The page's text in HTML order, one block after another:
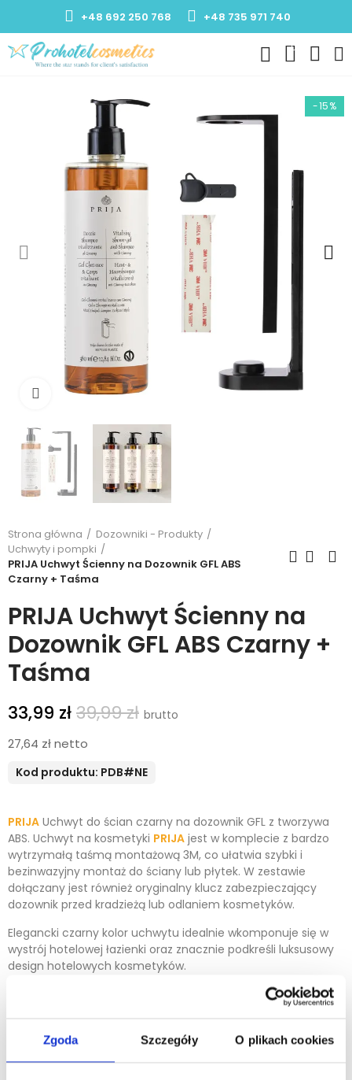
Zgoda Szczegóły O plikach cookies
+48 692 250 768 +48 735 971 740
0
-15%
Kliknij, aby powiększyć
Strona główna
Dozowniki - Produkty
Uchwyty i pompki
PRIJA Uchwyt Ścienny na Dozownik GFL ABS
Czarny + Taśma
PRIJA Uchwyt Ścienny na
Dozownik GFL ABS Czarny +
Taśma
33,99 zł39,99 zł
27,64 zł netto
Kod produktu: PDB#NE
PRIJA Uchwyt do ścian czarny na dozownik GFL z tworzywa
ABS. Uchwyt na kosmetyki PRIJA jest w komplecie z bardzo
wytrzymałą taśmą montażową 3M, co ułatwia szybki i
bezinwazyjny montaż do ściany lub płytek. W zestawie
dołączany jest również oryginalny klucz zabezpieczający
dozownik przed kradzieżą lub odlaniem kosmetyków.
Elegancki czarny kolor uchwytu idealnie wkomponuje się w
wystrój hotelowej łazienki oraz znacznie podkreśli luksusowy
design hotelowych kosmetyków.
Uchwyt jest dedykowany dla linii kosmetyków GFL:GENEVA
UWAGA! Przy nawiązaniu stałej współpracy oferujemy